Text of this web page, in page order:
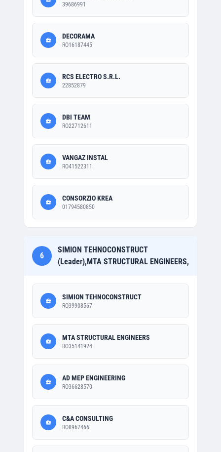
39686991
DECORAMA
RO16187445
RCS ELECTRO S.R.L.
22852879
DBI TEAM
RO22712611
VANGAZ INSTAL
RO41522311
CONSORZIO KREA
01794580850
6
SIMION TEHNOCONSTRUCT
(Leader),MTA STRUCTURAL ENGINEERS,
SIMION TEHNOCONSTRUCT
RO39908567
MTA STRUCTURAL ENGINEERS
RO35141924
AD MEP ENGINEERING
RO36628570
C&A CONSULTING
RO8967466